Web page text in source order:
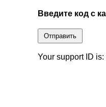
Введите код с
Отправить
Your support ID